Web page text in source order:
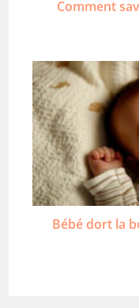
Comment
Bébé dort la